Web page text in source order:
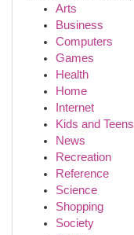
Arts
Business
Computers
Games
Health
Home
Internet
Kids and Teens
News
Recreation
Reference
Science
Shopping
Society